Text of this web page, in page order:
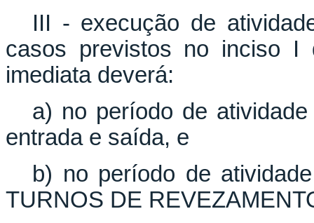
III - execução de
casos previstos no inciso I
imediata deverá:
a) no período de
entrada e saída, e
b) no período de
TURNOS DE